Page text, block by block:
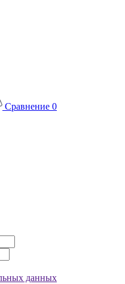
Сравнение 0
данных